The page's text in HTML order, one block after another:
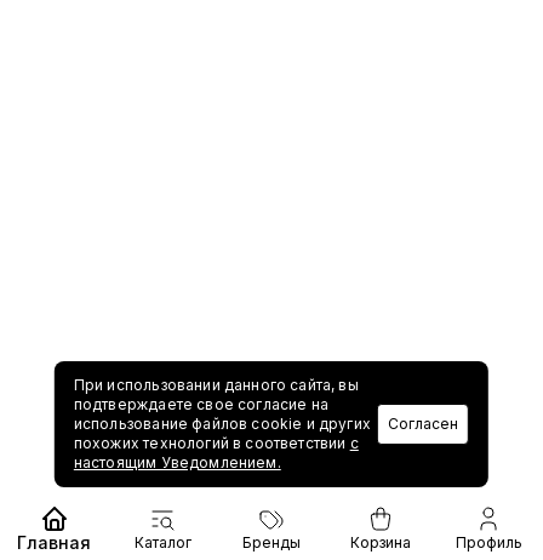
При использовании данного сайта, вы
подтверждаете свое согласие на
использование файлов cookie и других
похожих технологий в соответствии с
настоящим Уведомлением.
Согласен
Главная Каталог Бренды Корзина Профиль